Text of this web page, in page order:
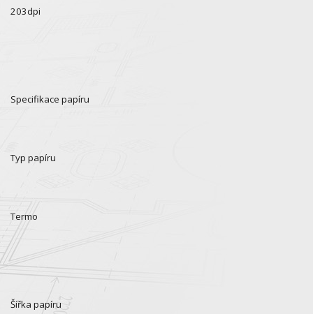
203dpi
Specifikace papíru
Typ papíru
Termo
Šířka papíru